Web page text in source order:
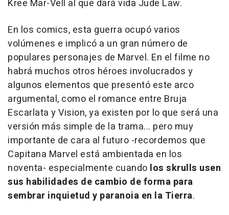
Kree Mar-Vell al que dará vida Jude Law.
En los comics, esta guerra ocupó varios
volúmenes e implicó a un gran número de
populares personajes de Marvel. En el filme no
habrá muchos otros héroes involucrados y
algunos elementos que presentó este arco
argumental, como el romance entre Bruja
Escarlata y Vision, ya existen por lo que será una
versión más simple de la trama... pero muy
importante de cara al futuro -recordemos que
Capitana Marvel está ambientada en los
noventa- especialmente cuando los skrulls usen
sus habilidades de cambio de forma para
sembrar inquietud y paranoia en la Tierra.